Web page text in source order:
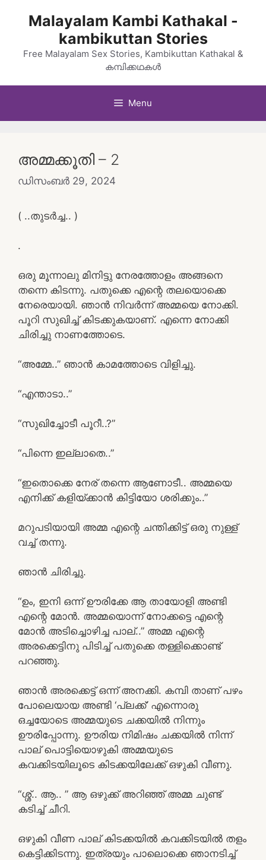
Malayalam Kambi Kathakal -
kambikuttan Stories
Free Malayalam Sex Stories, Kambikuttan Kathakal &
കമ്പിക്കഥകൾ
Menu
അമ്മക്കൂതി – 2
ഡിസംബർ 29, 2024
( ..തുടർച്ച.. )
.
ഒരു മൂന്നാലു മിനിട്ടു നേരത്തോളം അങ്ങനെ
തന്നെ കിടന്നു. പതുക്കെ എന്റെ തലയൊക്കെ
നേരെയായി. ഞാൻ നിവർന്ന് അമ്മയെ നോക്കി.
പൂറി സുഖിച്ച് കിടക്കുകയാണ്. എന്നെ നോക്കി
ചിരിച്ചു നാണത്തോടെ.
“അമ്മേ..” ഞാൻ കാമത്തോടെ വിളിച്ചു.
“എന്താടാ..”
“സുഖിച്ചോടീ പൂറീ..?”
“പിന്നെ ഇല്ലാതെ..”
“ഇതൊക്കെ നേര് തന്നെ ആണോടീ.. അമ്മയെ
എനിക്ക് കളിയ്ക്കാൻ കിട്ടിയോ ശരിക്കും..”
മറുപടിയായി അമ്മ എന്റെ ചന്തിക്കിട്ട് ഒരു നുള്ള്
വച്ച് തന്നു.
ഞാൻ ചിരിച്ചു.
“ഉം, ഇനി ഒന്ന് ഊരിക്കേ ആ തായോളി അണ്ടി
എന്റെ മോൻ. അമ്മയൊന്ന് നോക്കട്ടെ എന്റെ
മോൻ അടിച്ചൊഴിച്ച പാല്..” അമ്മ എന്റെ
അരക്കെട്ടിനു പിടിച്ച് പതുക്കെ തള്ളിക്കൊണ്ട്
പറഞ്ഞു.
ഞാൻ അരക്കെട്ട് ഒന്ന് അനക്കി. കമ്പി താണ് പഴം
പോലെയായ അണ്ടി ‘പ്ലക്ക്’ എന്നൊരു
ഒച്ചയോടെ അമ്മയുടെ ചക്കയിൽ നിന്നും
ഊരിപ്പോന്നു. ഊരിയ നിമിഷം ചക്കയിൽ നിന്ന്
പാല് പൊട്ടിയൊഴുകി അമ്മയുടെ
കവക്കിടയിലൂടെ കിടക്കയിലേക്ക് ഒഴുകി വീണു.
“ശ്ശ്.. ആ.. ” ആ ഒഴുക്ക് അറിഞ്ഞ് അമ്മ ചുണ്ട്
കടിച്ച് ചീറി.
ഒഴുകി വീണ പാല് കിടക്കയിൽ കവക്കിടയിൽ തളം
കെട്ടിക്കിടന്നു. ഇത്രയും പാലൊക്കെ ഞാനടിച്ച്